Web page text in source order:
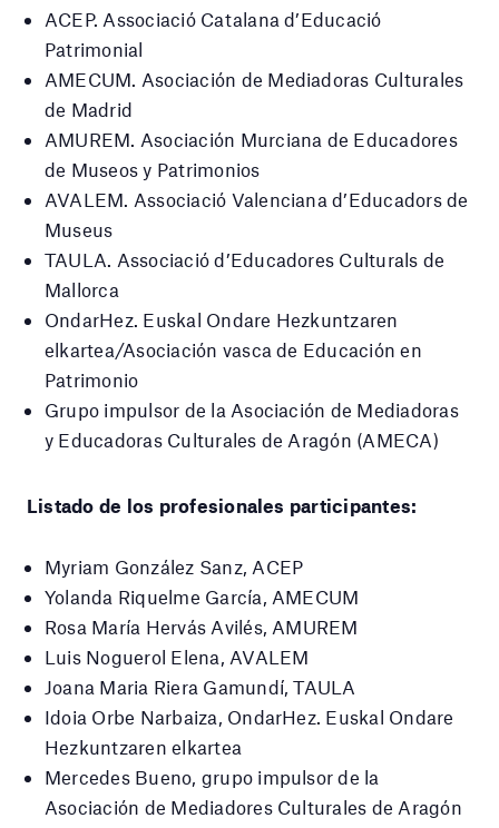
ACEP. Associació Catalana d’Educació
Patrimonial
AMECUM. Asociación de Mediadoras Culturales
de Madrid
AMUREM. Asociación Murciana de Educadores
de Museos y Patrimonios
AVALEM. Associació Valenciana d’Educadors de
Museus
TAULA. Associació d’Educadores Culturals de
Mallorca
OndarHez. Euskal Ondare Hezkuntzaren
elkartea/Asociación vasca de Educación en
Patrimonio
Grupo impulsor de la Asociación de Mediadoras
y Educadoras Culturales de Aragón (AMECA)
Listado de los profesionales participantes:
Myriam González Sanz, ACEP
Yolanda Riquelme García, AMECUM
Rosa María Hervás Avilés, AMUREM
Luis Noguerol Elena, AVALEM
Joana Maria Riera Gamundí, TAULA
Idoia Orbe Narbaiza, OndarHez. Euskal Ondare
Hezkuntzaren elkartea
Mercedes Bueno, grupo impulsor de la
Asociación de Mediadores Culturales de Aragón